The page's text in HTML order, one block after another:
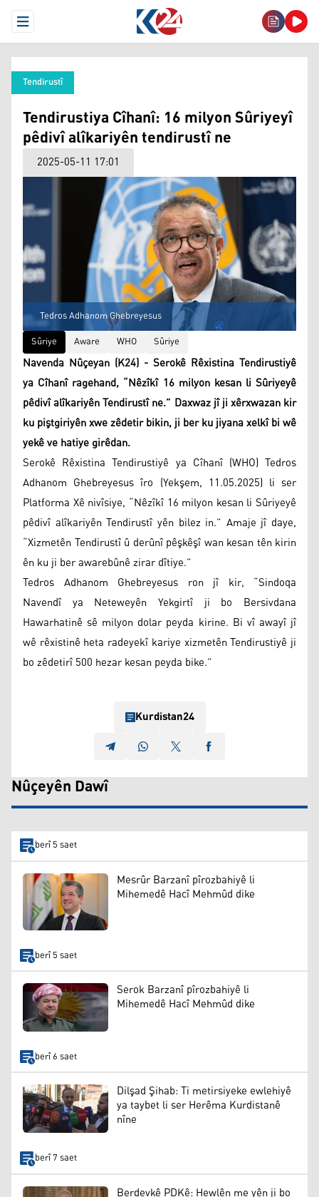
Open Menu
Tendirustî
Tendirustiya Cîhanî: 16 milyon Sûriyeyî
pêdivî alîkariyên tendirustî ne
2025-05-11 17:01
Tedros Adhanom Ghebreyesus
Sûriye
Aware WHO Sûriye
Navenda Nûçeyan (K24) - Serokê Rêxistina Tendirustiyê
ya Cîhanî ragehand, “Nêzîkî 16 milyon kesan li Sûriyeyê
pêdivî alîkariyên Tendirustî ne.” Daxwaz jî ji xêrxwazan kir
ku piştgiriyên xwe zêdetir bikin, ji ber ku jiyana xelkî bi wê
yekê ve hatiye girêdan.
Serokê Rêxistina Tendirustiyê ya Cîhanî (WHO) Tedros
Adhanom Ghebreyesus îro (Yekşem, 11.05.2025) li ser
Platforma Xê nivîsiye, “Nêzîkî 16 milyon kesan li Sûriyeyê
pêdivî alîkariyên Tendirustî yên bilez in.” Amaje jî daye,
“Xizmetên Tendirustî û derûnî pêşkêşî wan kesan tên kirin
ên ku ji ber awarebûnê zirar dîtiye.”
Tedros Adhanom Ghebreyesus ron jî kir, “Sindoqa
Navendî ya Neteweyên Yekgirtî ji bo Bersivdana
Hawarhatinê sê milyon dolar peyda kirine. Bi vî awayî jî
wê rêxistinê heta radeyekî kariye xizmetên Tendirustiyê ji
bo zêdetirî 500 hezar kesan peyda bike.”
Kurdistan24
Nûçeyên Dawî
berî 5 saet
Mesrûr Barzanî pîrozbahiyê li
Mihemedê Hacî Mehmûd dike
berî 5 saet
Serok Barzanî pîrozbahiyê li
Mihemedê Hacî Mehmûd dike
berî 6 saet
Dilşad Şihab: Ti metirsiyeke ewlehiyê
ya taybet li ser Herêma Kurdistanê
nîne
berî 7 saet
Berdevkê PDKê: Hewlên me yên ji bo